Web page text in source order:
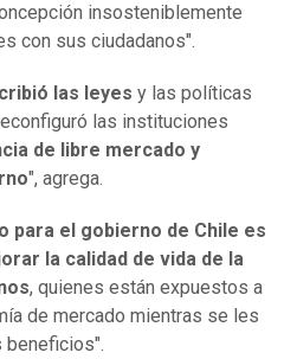
insosteniblemente
con sus ciudadanos".
las leyes y las políticas
las instituciones
de libre mercado y
", agrega.
para el gobierno de Chile es
la calidad de vida de la
, quienes están expuestos a
de mercado mientras se les
beneficios".